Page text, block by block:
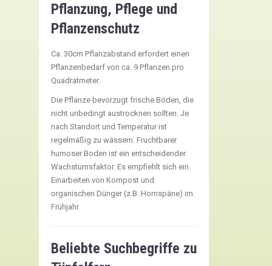
Pflanzung, Pflege und
Pflanzenschutz
Ca. 30cm Pflanzabstand erfordert einen
Pflanzenbedarf von ca. 9 Pflanzen pro
Quadratmeter.
Die Pflanze bevorzugt frische Böden, die
nicht unbedingt austrocknen sollten. Je
nach Standort und Temperatur ist
regelmäßig zu wässern. Fruchtbarer
humoser Boden ist ein entscheidender
Wachstumsfaktor. Es empfiehlt sich ein
Einarbeiten von Kompost und
organischen Dünger (z.B. Hornspäne) im
Frühjahr.
Beliebte Suchbegriffe zu